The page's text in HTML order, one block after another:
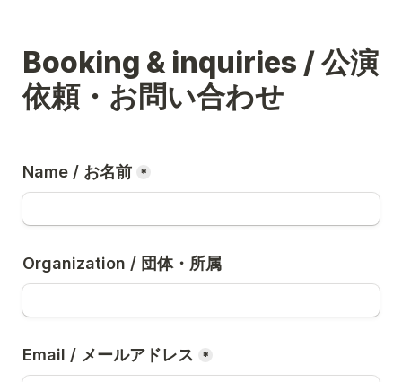
Booking & inquiries / 公演
依頼・お問い合わせ
Name / お名前 *
Organization / 団体・所属
Email / メールアドレス *